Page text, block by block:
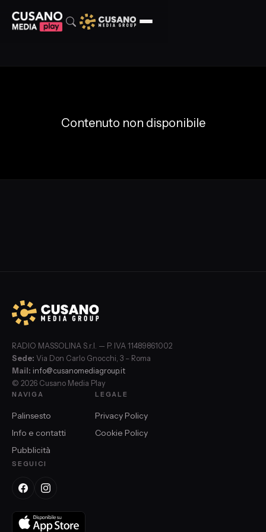
Contenuto non disponibile
RADIO MASSOLINA S.r.l. — P. IVA 11489861002
Sede: Via Don Carlo Gnocchi, 3 – Roma
Mail: info@cusanomediagroup.it
© 2026 Cusano Media Play
NAVIGA
Palinsesto
Info e contatti
Pubblicità
LEGALE
Privacy Policy
Cookie Policy
SEGUICI